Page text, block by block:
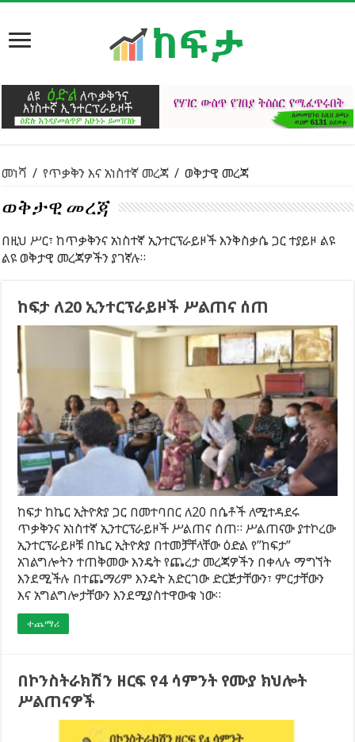
መነሻ / የጥቃቅን እና አነስተኛ መረጃ / ወቅታዊ መረጃ
ወቅታዊ መረጃ
በዚህ ሥር፣ ከጥቃቅንና አነስተኛ ኢንተርፕራይዞች እንቅስቃሴ ጋር ተያይዞ ልዩ
ልዩ ወቅታዊ መረጃዎችን ያገኛሉ።
ከፍታ ለ20 ኢንተርፕራይዞች ሥልጠና ሰጠ
ከፍታ ከኬር ኢትዮጵያ ጋር በመተባበር ለ20 በሴቶች ለሚተዳደሩ
ጥቃቅንና አነስተኛ ኢንተርፕራይዞች ሥልጠና ሰጠ። ሥልጠናው ያተኮረው
ኢንተርፕራይዞቹ በኬር ኢትዮጵያ በተመቻቸላቸው ዕድል የ”ከፍታ”
አገልግሎትን ተጠቅመው እንዴት የጨረታ መረጃዎችን በቀላሉ ማግኘት
እንደሚችሉ በተጨማሪም እንዴት አድርገው ድርጅታቸውን፣ ምርታቸውን
እና አግልግሎታቸውን እንደሚያስተዋውቁ ነው።
ተጨማሪ
በኮንስትራክሽን ዘርፍ የ4 ሳምንት የሙያ ክህሎት
ሥልጠናዎች